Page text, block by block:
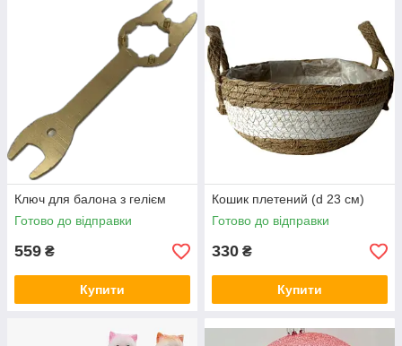
Ключ для балона з гелієм
Готово до відправки
559 ₴
Купити
Кошик плетений (d 23 см)
Готово до відправки
330 ₴
Купити